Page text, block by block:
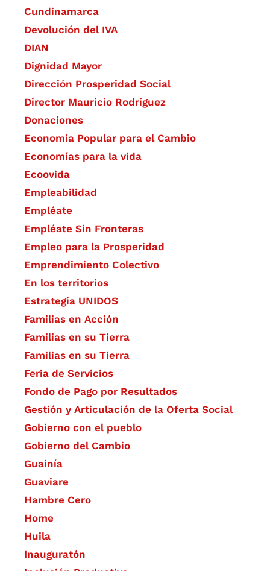
Cundinamarca
Devolución del IVA
DIAN
Dignidad Mayor
Dirección Prosperidad Social
Director Mauricio Rodríguez
Donaciones
Economía Popular para el Cambio
Economías para la vida
Ecoovida
Empleabilidad
Empléate
Empléate Sin Fronteras
Empleo para la Prosperidad
Emprendimiento Colectivo
En los territorios
Estrategia UNIDOS
Familias en Acción
Familias en su Tierra
Familias en su Tierra
Feria de Servicios
Fondo de Pago por Resultados
Gestión y Articulación de la Oferta Social
Gobierno con el pueblo
Gobierno del Cambio
Guainía
Guaviare
Hambre Cero
Home
Huila
Inauguratón